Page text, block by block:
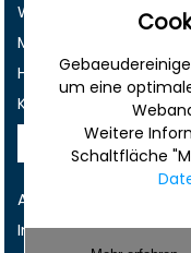
Werbung
Musterverträge und
Hilfe
Kontakt
Rechtliches
AGB
Impressum
um eine
Weitere
Schaltfläche